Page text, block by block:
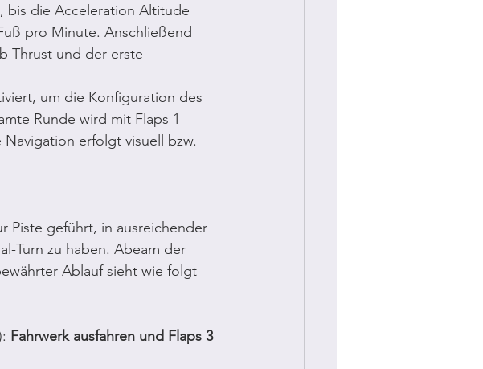
bis die Acceleration Altitude
pro Minute. Anschließend
Thrust und der erste
um die Konfiguration des
Runde wird mit Flaps 1
erfolgt visuell bzw.
Piste geführt, in ausreichender
Turn zu haben. Abeam der
Ablauf sieht wie folgt
Fahrwerk ausfahren und Flaps 3